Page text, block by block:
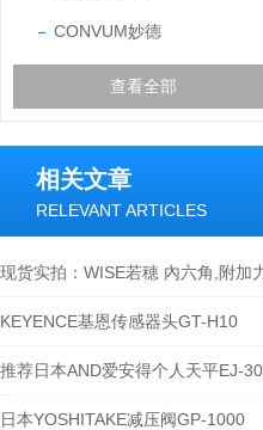
CONVUM妙德
查看全部
相关文章
RELEVANT ARTICLES
KEYENCE基恩传感器头GT-H10
日本YOSHITAKE减压阀GP-1000